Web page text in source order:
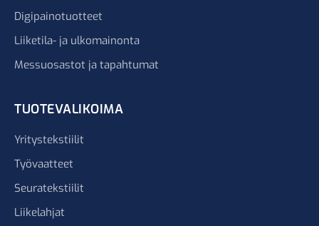
Digipainotuotteet
Liiketila- ja ulkomainonta
Messuosastot ja tapahtumat
TUOTEVALIKOIMA
Yritystekstiilit
Työvaatteet
Seuratekstiilit
Liikelahjat